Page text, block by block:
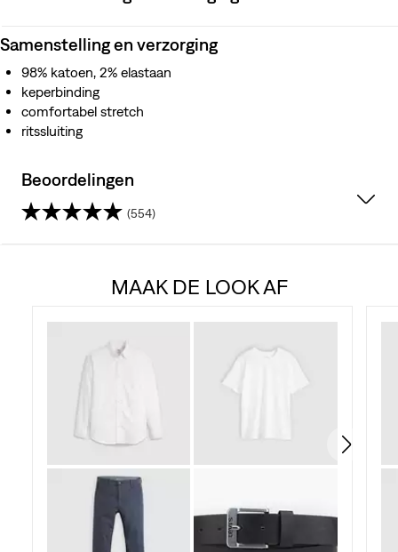
Samenstelling en verzorging
98% katoen, 2% elastaan
keperbinding
comfortabel stretch
ritssluiting
Beoordelingen
(554)
beoordelingen
MAAK DE LOOK AF